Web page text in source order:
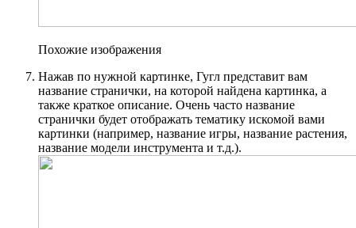
Похожие изображения
Нажав по нужной картинке, Гугл представит вам
название странички, на которой найдена картинка, а
также краткое описание. Очень часто название
странички будет отображать тематику искомой вами
картинки (например, название игры, название растения,
название модели инструмента и т.д.).